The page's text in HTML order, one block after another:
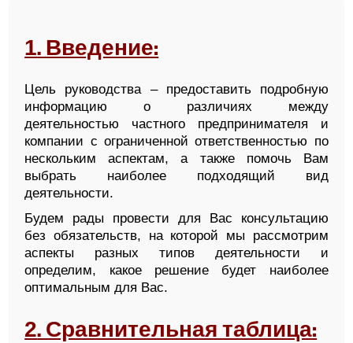
1. Введение:
Цель руководства – предоставить подробную
информацию о различиях между
деятельностью частного предпринимателя и
компании с ограниченной ответственностью по
нескольким аспектам, а также помочь Вам
выбрать наиболее подходящий вид
деятельности.
Будем рады провести для Вас консультацию
без обязательств, на которой мы рассмотрим
аспекты разных типов деятельности и
определим, какое решение будет наиболее
оптимальным для Вас.
2. Сравнительная таблица: